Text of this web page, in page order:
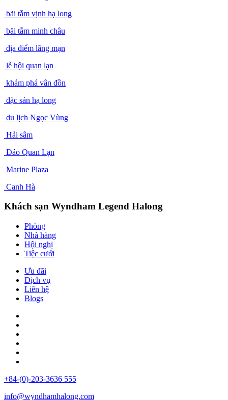
bãi tắm vịnh hạ long
bãi tắm minh châu
địa điểm lãng mạn
lễ hội quan lạn
khám phá vân đồn
đặc sản hạ long
du lịch Ngọc Vùng
Hải sâm
Đảo Quan Lạn
Marine Plaza
Canh Hà
Khách sạn Wyndham Legend Halong
Phòng
Nhà hàng
Hội nghị
Tiệc cưới
Ưu đãi
Dịch vụ
Liên hệ
Blogs
+84-(0)-203-3636 555
info@wyndhamhalong.com